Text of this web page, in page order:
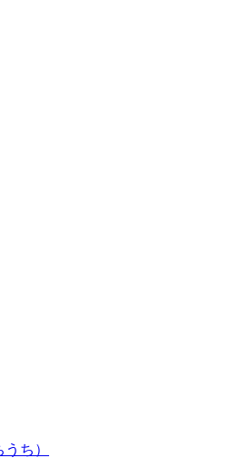
ち）